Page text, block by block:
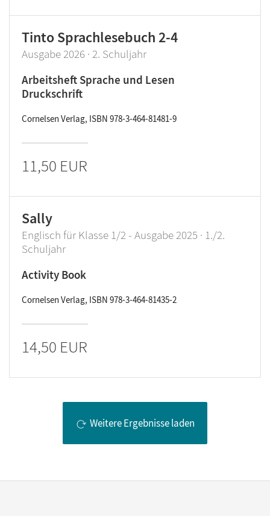
Tinto Sprachlesebuch 2-4
Ausgabe 2026 · 2. Schuljahr
Arbeitsheft Sprache und Lesen
Druckschrift
Cornelsen Verlag, ISBN 978-3-464-81481-9
11,50 EUR
Sally
Englisch für Klasse 1/2 - Ausgabe 2025 · 1./2.
Schuljahr
Activity Book
Cornelsen Verlag, ISBN 978-3-464-81435-2
14,50 EUR
Weitere Ergebnisse laden